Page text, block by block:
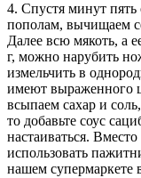
4. Спустя минут пять
пополам, вычищаем
Далее всю мякоть, а
г, можно нарубить
измельчить в
имеют выраженного
всыпаем сахар и
то добавьте соус
настаиваться.
использовать
нашем супермаркете